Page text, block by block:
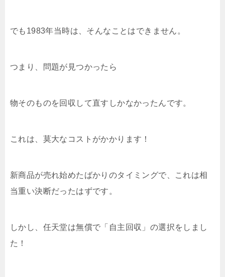
でも1983年当時は、そんなことはできません。
つまり、問題が見つかったら
物そのものを回収して直すしかなかったんです。
これは、莫大なコストがかかります！
新商品が売れ始めたばかりのタイミングで、これは相
当重い決断だったはずです。
しかし、任天堂は無償で「自主回収」の選択をしまし
た！